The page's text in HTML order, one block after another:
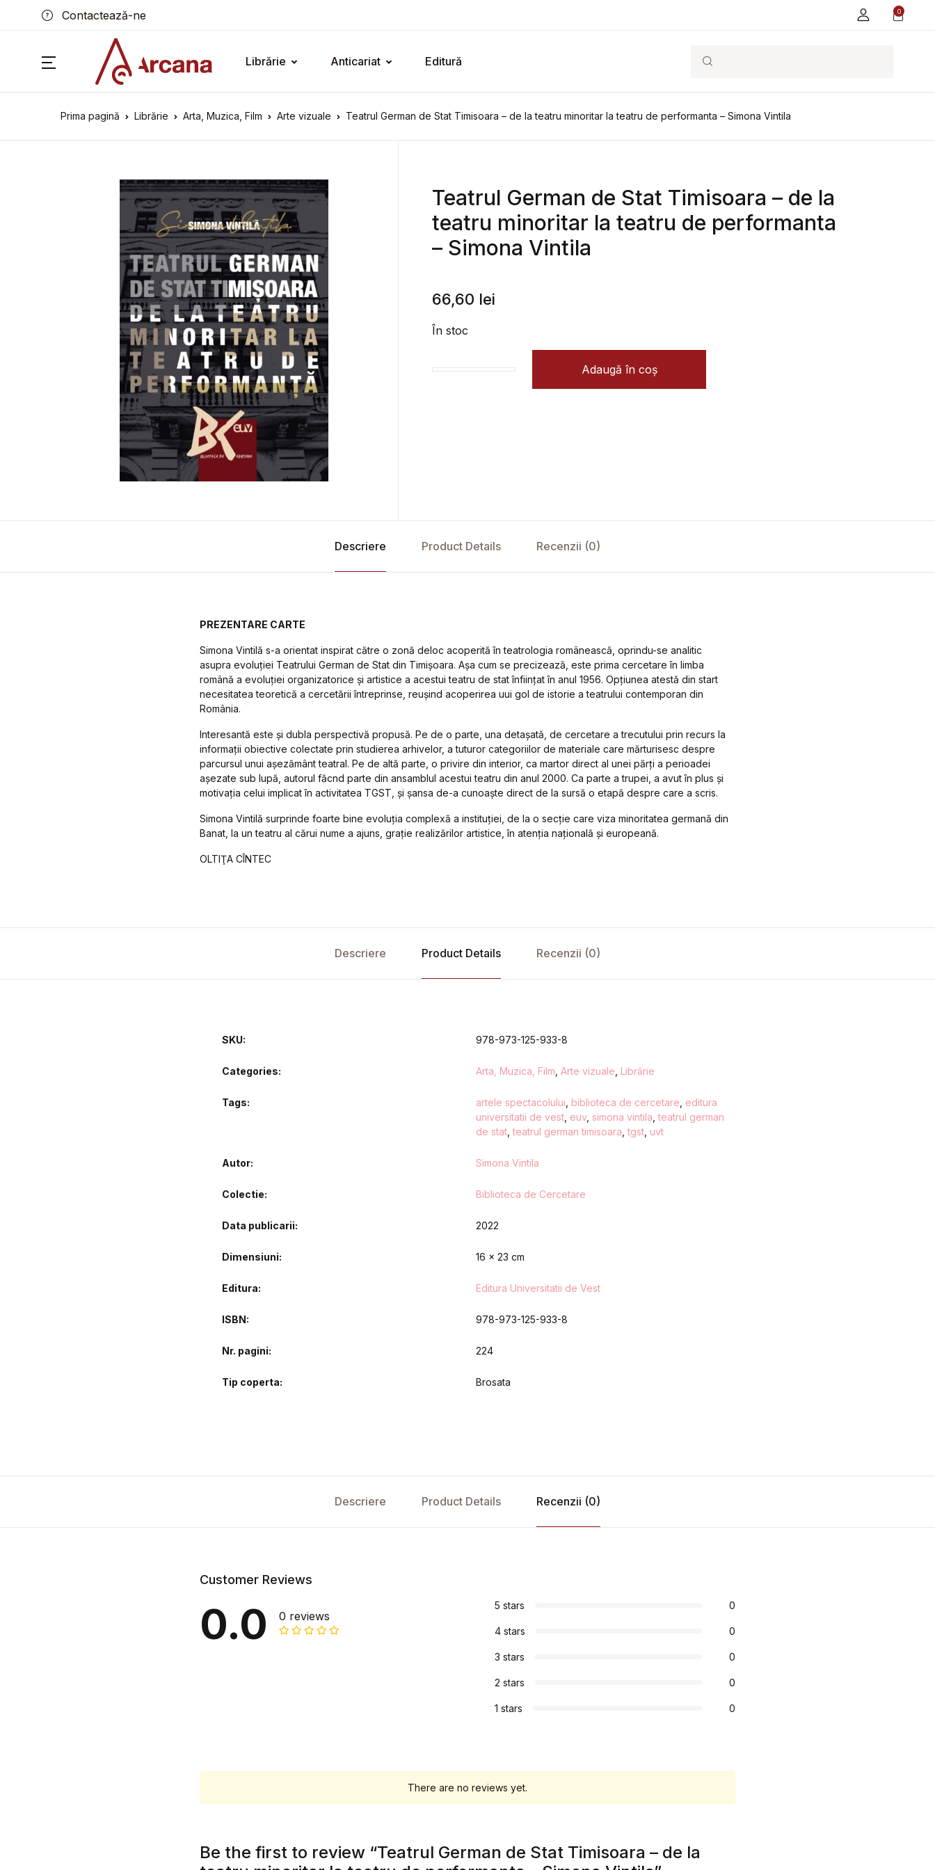
Contactează-ne 0
Librărie Anticariat Editură Search
Prima pagină Librărie Arta, Muzica, Film Arte vizuale Teatrul German de Stat Timisoara – de la teatru minoritar la teatru de performanta – Simona Vintila
Teatrul German de Stat Timisoara – de la
teatru minoritar la teatru de performanta
– Simona Vintila
66,60 lei
În stoc
Cantitate Teatrul German de Stat Timisoara - de la teatru minoritar la teatru de performanta
Adaugă în coș
Descriere Product Details Recenzii (0)
PREZENTARE CARTE
Simona Vintilă s-a orientat inspirat către o zonă deloc acoperită în teatrologia românească, oprindu-se analitic
asupra evoluţiei Teatrului German de Stat din Timişoara. Aşa cum se precizează, este prima cercetare în limba
română a evoluţiei organizatorice şi artistice a acestui teatru de stat înfiinţat în anul 1956. Opţiunea atestă din start
necesitatea teoretică a cercetării întreprinse, reuşind acoperirea uui gol de istorie a teatrului contemporan din
România.
Interesantă este şi dubla perspectivă propusă. Pe de o parte, una detaşată, de cercetare a trecutului prin recurs la
informaţii obiective colectate prin studierea arhivelor, a tuturor categoriilor de materiale care mărturisesc despre
parcursul unui aşezământ teatral. Pe de altă parte, o privire din interior, ca martor direct al unei părţi a perioadei
aşezate sub lupă, autorul făcnd parte din ansamblul acestui teatru din anul 2000. Ca parte a trupei, a avut în plus şi
motivaţia celui implicat în activitatea TGST, şi şansa de-a cunoaşte direct de la sursă o etapă despre care a scris.
Simona Vintilă surprinde foarte bine evoluţia complexă a instituţiei, de la o secţie care viza minoritatea germană din
Banat, la un teatru al cărui nume a ajuns, graţie realizărilor artistice, în atenţia naţională şi europeană.
OLTIŢA CÎNTEC
Descriere Product Details Recenzii (0)
SKU: 978-973-125-933-8
Categories: Arta, Muzica, Film Arte vizuale Librărie
Tags: artele spectacolului biblioteca de cercetare editura
universitatii de vest euv, simona vintila ,teatrul german
de stat ,teatrul german timisoara ,tgst uvt
Autor Simona Vintila
Colectie Biblioteca de Cercetare
Data publicarii 2022
Dimensiuni 16 x 23 cm
Editura Editura Universitatii de Vest
ISBN 978-973-125-933-8
Nr. pagini 224
Tip coperta Brosata
Descriere Product Details Recenzii (0)
Customer Reviews
0.0 0 reviews
5 stars 0
4 stars 0
3 stars 0
2 stars 0
1 stars 0
There are no reviews yet.
Be the first to review “Teatrul German de Stat Timisoara – de la